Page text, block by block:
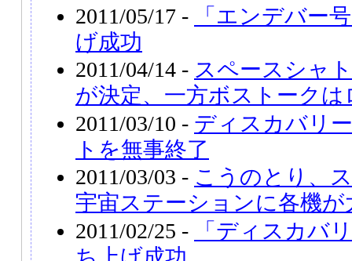
2011/05/17 -
「エンデバー
げ成功
2011/04/14 - スペースシャ
が決定、一方ボストークは
2011/03/10 - ディスカバリ
トを無事終了
2011/03/03 - こうのとり、
宇宙ステーションに各機が
2011/02/25 -
「ディスカバ